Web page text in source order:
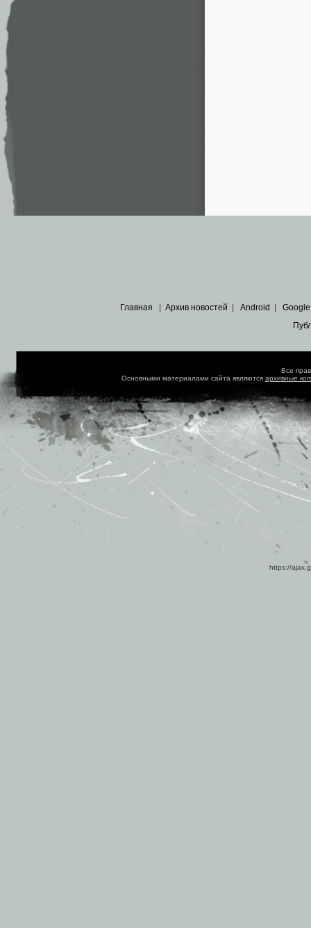
Главная Архив новостей Android Google
Все
Основными материалами сайта являются архивные
https://